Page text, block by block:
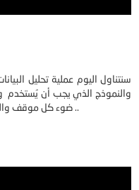
سنتناول اليوم عملية تحليل
والنموذج الذي يجب أن يُستخدم
ضوء كل موقف والخطوات التي يجب القيام بها لتحليل البيانات ..